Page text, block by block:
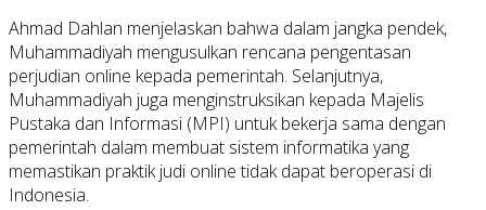
Ahmad Dahlan menjelaskan bahwa dalam jangka pendek,
Muhammadiyah mengusulkan rencana pengentasan
perjudian online kepada pemerintah. Selanjutnya,
Muhammadiyah juga menginstruksikan kepada Majelis
Pustaka dan Informasi (MPI) untuk bekerja sama dengan
pemerintah dalam membuat sistem informatika yang
memastikan praktik judi online tidak dapat beroperasi di
Indonesia.